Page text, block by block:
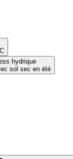
hydrique
sol sec en été